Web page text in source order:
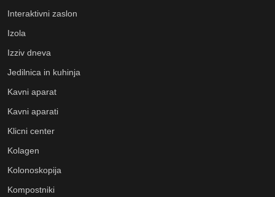
Interaktivni zaslon
Izola
Izziv dneva
Jedilnica in kuhinja
Kavni aparat
Kavni aparati
Klicni center
Kolagen
Kolonoskopija
Kompostniki